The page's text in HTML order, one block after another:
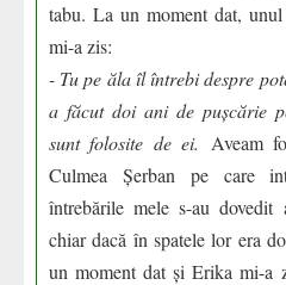
tabu. La un moment dat,
mi-a zis:
- Tu pe ăla îl întrebi despre
a făcut doi ani de pușcărie
sunt folosite de ei. Aveam
Culmea Șerban pe care
întrebările mele s-au
chiar dacă în spatele lor era
un moment dat și Erika mi-a